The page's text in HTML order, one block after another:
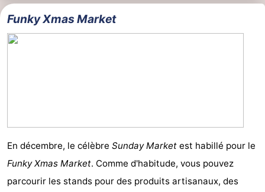
Funky Xmas Market
En décembre, le célèbre Sunday Market est habillé pour le
Funky Xmas Market. Comme d'habitude, vous pouvez
parcourir les stands pour des produits artisanaux, des